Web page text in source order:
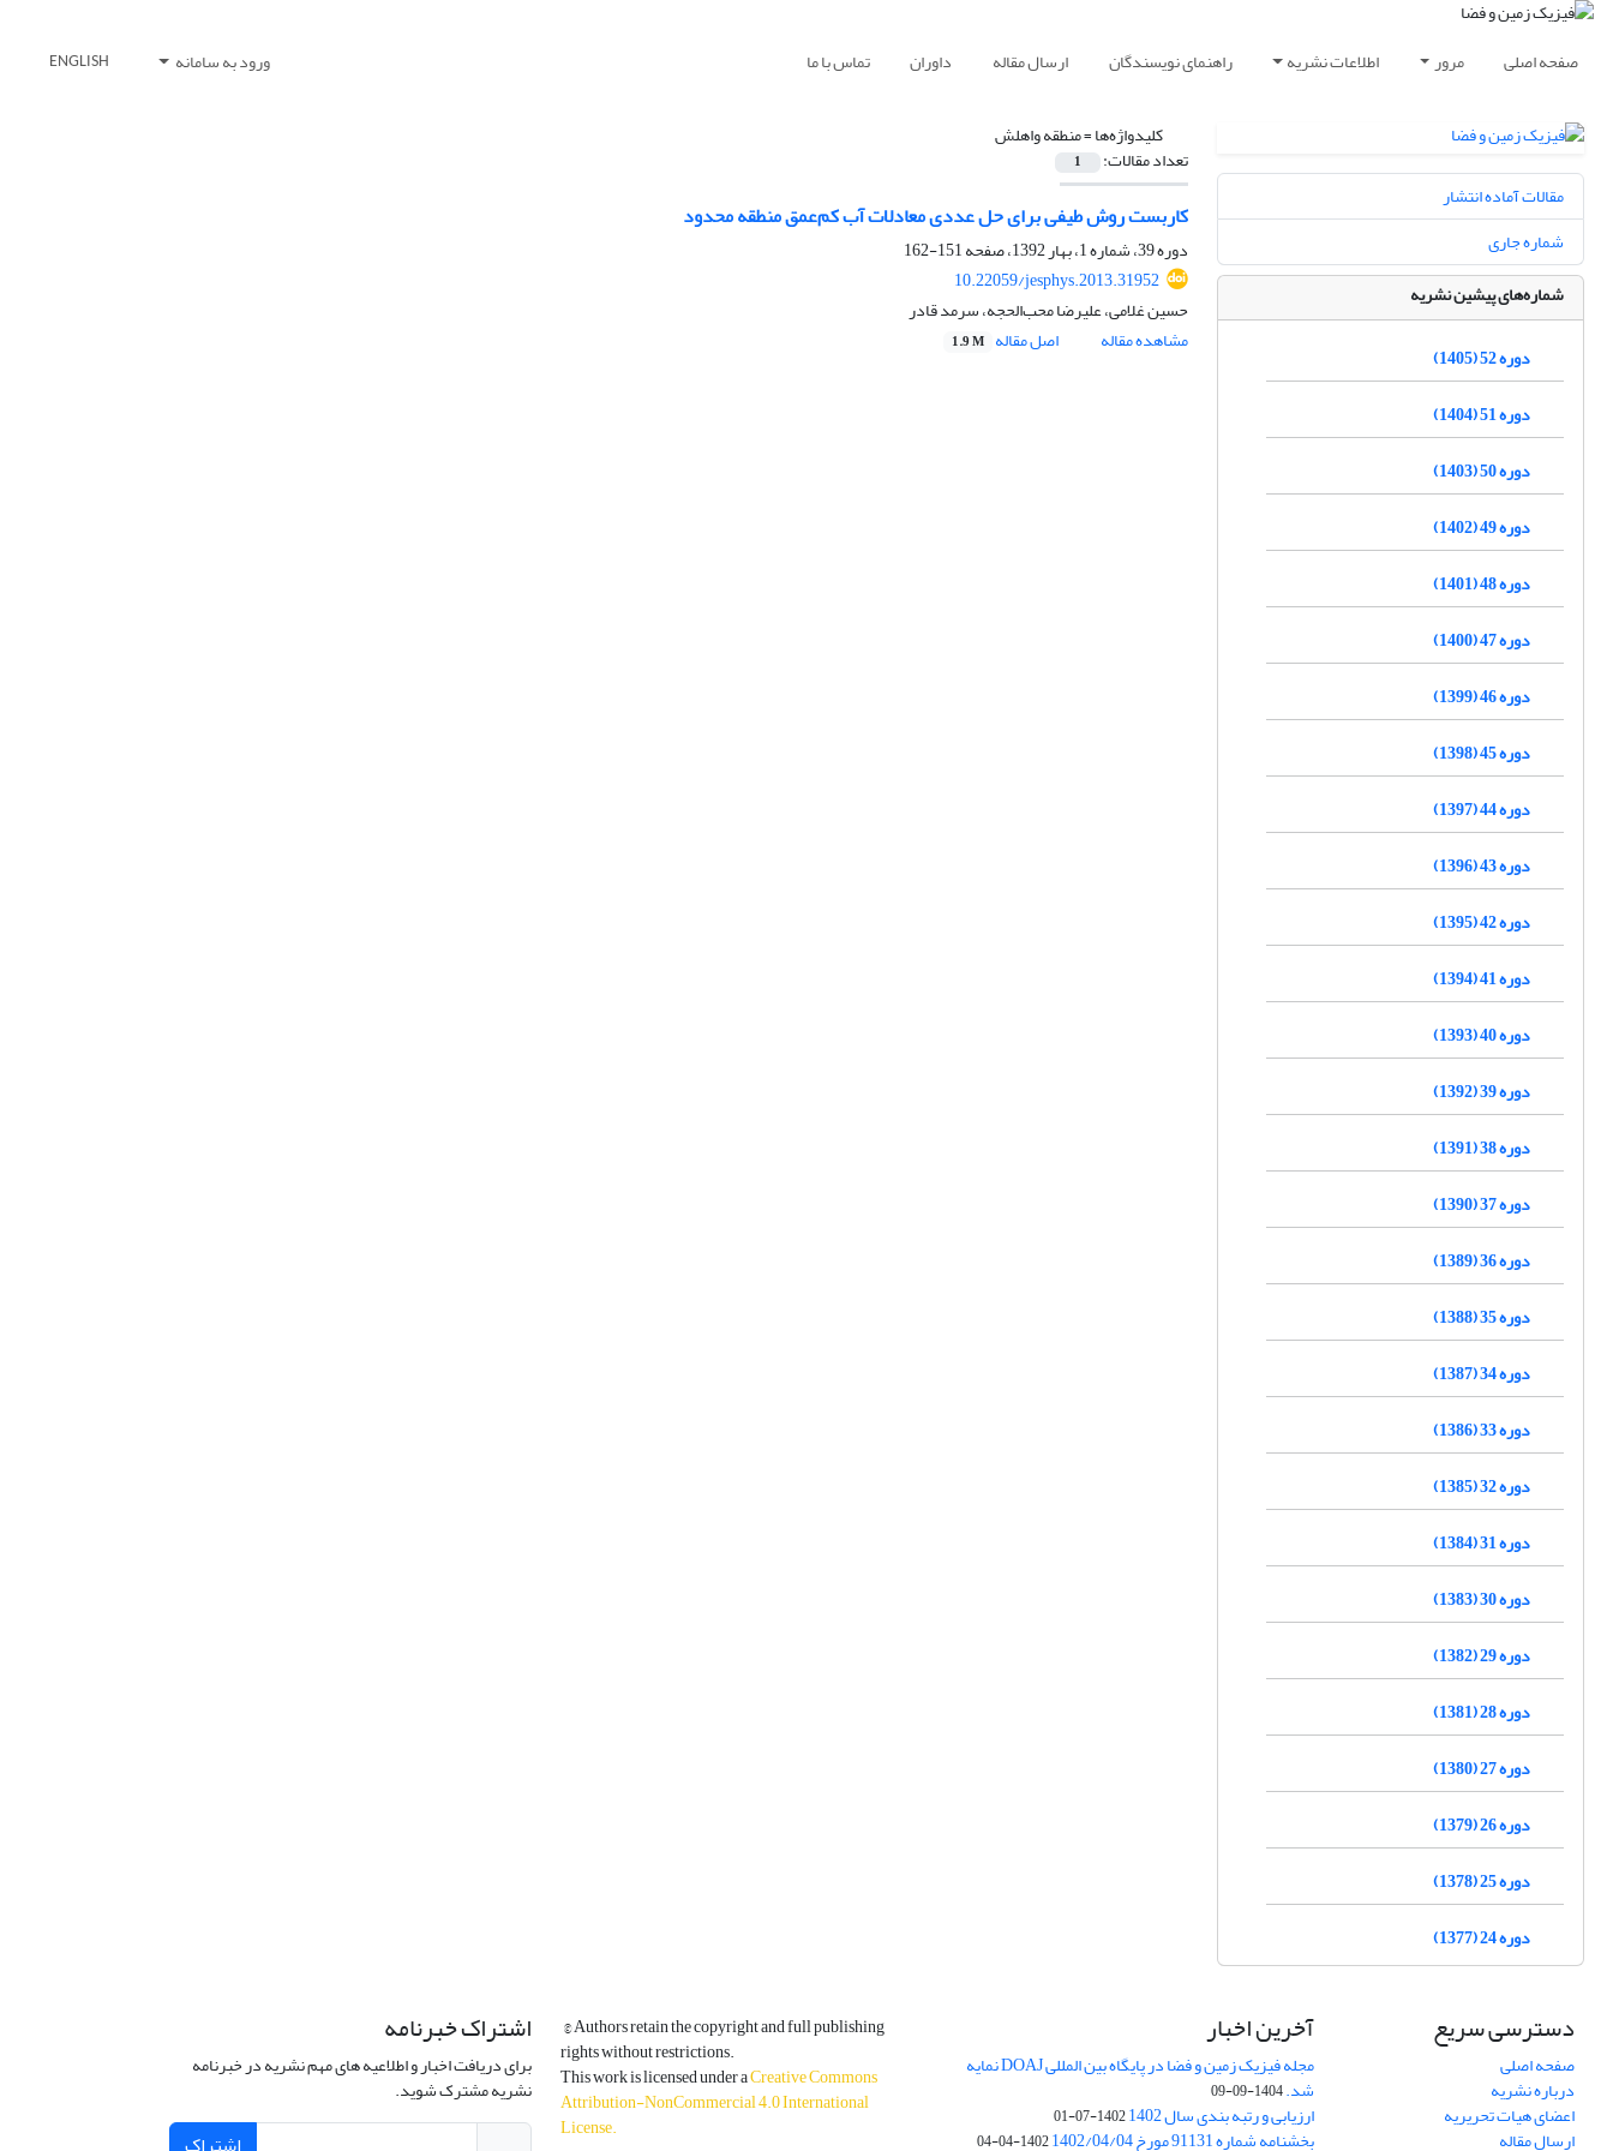
صفحه اصلی مرور اطلاعات نشریه راهنمای نویسندگان ارسال مقاله داوران تماس با ما ورود به سامانه ENGLISH
کلیدواژه‌ها =منطقه واهلش
تعداد مقالات: 1
کاربست روش ‌طیفی برای حل عددی معادلات آب کم‌‌عمق منطقه محدود
دوره 39، شماره 1، بهار 1392، صفحه
151-162
10.22059/jesphys.2013.31952
حسین غلامی، علیرضا محب‌الحجه، سرمد قادر
مشاهده مقاله
اصل مقاله 1.9 M
مقالات آماده انتشار
شماره جاری
شماره‌های پیشین نشریه
دوره 52 (1405)
دوره 51 (1404)
دوره 50 (1403)
دوره 49 (1402)
دوره 48 (1401)
دوره 47 (1400)
دوره 46 (1399)
دوره 45 (1398)
دوره 44 (1397)
دوره 43 (1396)
دوره 42 (1395)
دوره 41 (1394)
دوره 40 (1393)
دوره 39 (1392)
دوره 38 (1391)
دوره 37 (1390)
دوره 36 (1389)
دوره 35 (1388)
دوره 34 (1387)
دوره 33 (1386)
دوره 32 (1385)
دوره 31 (1384)
دوره 30 (1383)
دوره 29 (1382)
دوره 28 (1381)
دوره 27 (1380)
دوره 26 (1379)
دوره 25 (1378)
دوره 24 (1377)
دسترسی سریع
صفحه اصلی
درباره نشریه
اعضای هیات تحریریه
ارسال مقاله
آخرین اخبار
مجله فیزیک زمین و فضا در پایگاه بین المللی DOAJ نمایه
شد.1404-09-09
ارزیابی و رتبه بندی سال 1402 1402-07-01
بخشنامه شماره 91131 مورخ 1402/04/04 1402-04-04
© Authors retain the copyright and full publishing
rights without restrictions.
This work is licensed under aCreative Commons
Attribution-NonCommercial 4.0 International
License.
اشتراک خبرنامه
برای دریافت اخبار و اطلاعیه های مهم نشریه در خبرنامه
نشریه مشترک شوید.